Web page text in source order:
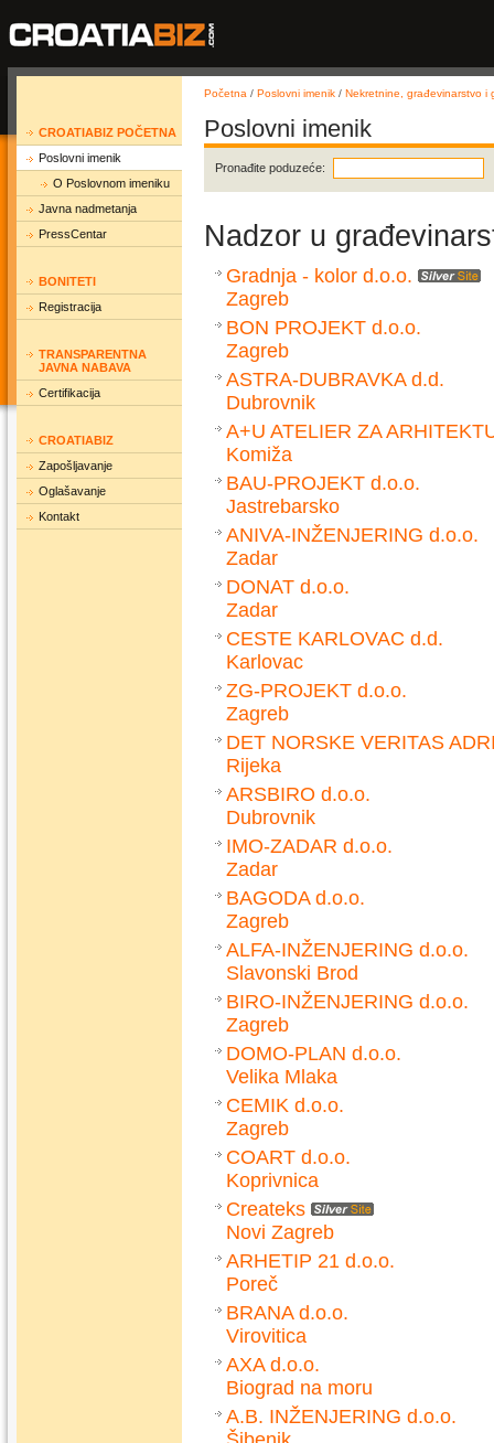
CROATIABIZ POČETNA
Poslovni imenik
O Poslovnom imeniku
Javna nadmetanja
PressCentar
BONITETI
Registracija
TRANSPARENTNA
JAVNA NABAVA
Certifikacija
CROATIABIZ
Zapošljavanje
Oglašavanje
Kontakt
Početna / Poslovni imenik / Nekretnine, građevinarstvo i
Poslovni imenik
Pronađite poduzeće:
Nadzor u
Gradnja - kolor d.o.o.
Zagreb
BON PROJEKT d.o.o.
Zagreb
ASTRA-DUBRAVKA d.d.
Dubrovnik
A+U ATELIER ZA
Komiža
BAU-PROJEKT d.o.o.
Jastrebarsko
ANIVA-INŽENJERING d.o.o.
Zadar
DONAT d.o.o.
Zadar
CESTE KARLOVAC d.d.
Karlovac
ZG-PROJEKT d.o.o.
Zagreb
DET NORSKE VERITAS
Rijeka
ARSBIRO d.o.o.
Dubrovnik
IMO-ZADAR d.o.o.
Zadar
BAGODA d.o.o.
Zagreb
ALFA-INŽENJERING d.o.o.
Slavonski Brod
BIRO-INŽENJERING d.o.o.
Zagreb
DOMO-PLAN d.o.o.
Velika Mlaka
CEMIK d.o.o.
Zagreb
COART d.o.o.
Koprivnica
Createks
Novi Zagreb
ARHETIP 21 d.o.o.
Poreč
BRANA d.o.o.
Virovitica
AXA d.o.o.
Biograd na moru
A.B. INŽENJERING d.o.o.